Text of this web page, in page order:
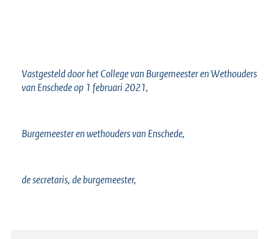
Vastgesteld door het College van Burgemeester en Wethouders
van Enschede op 1 februari 2021,
Burgemeester en wethouders van Enschede,
de secretaris, de burgemeester,